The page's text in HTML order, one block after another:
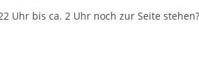
Uhr bis ca. 2 Uhr noch zur Seite stehen?